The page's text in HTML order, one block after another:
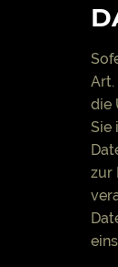
Art.
die
Sie
zur